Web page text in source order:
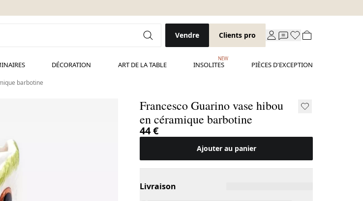
Vendre Clients pro
DÉCORATION ART DE LA TABLE INSOLITES
NEW
PIÈCES D'EXCEPTION
barbotine
Francesco Guarino vase hibou
en céramique barbotine
44 €
Ajouter au panier
Livraison